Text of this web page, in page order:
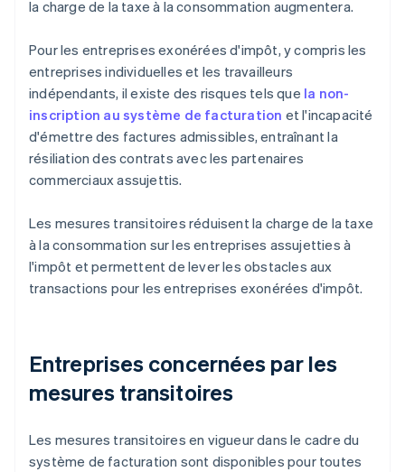
la charge de la taxe à la consommation augmentera.
Pour les entreprises exonérées d'impôt, y compris les
entreprises individuelles et les travailleurs
indépendants, il existe des risques tels que la non-
inscription au système de facturation et l'incapacité
d'émettre des factures admissibles, entraînant la
résiliation des contrats avec les partenaires
commerciaux assujettis.
Les mesures transitoires réduisent la charge de la taxe
à la consommation sur les entreprises assujetties à
l'impôt et permettent de lever les obstacles aux
transactions pour les entreprises exonérées d'impôt.
Entreprises concernées par les
mesures transitoires
Les mesures transitoires en vigueur dans le cadre du
système de facturation sont disponibles pour toutes